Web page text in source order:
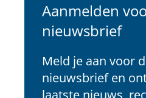
Aanmelden
nieuwsbrief
Meld je aan voor
nieuwsbrief en